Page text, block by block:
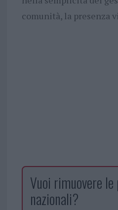
comunità, la presenza
Vuoi rimuovere
nazionali?